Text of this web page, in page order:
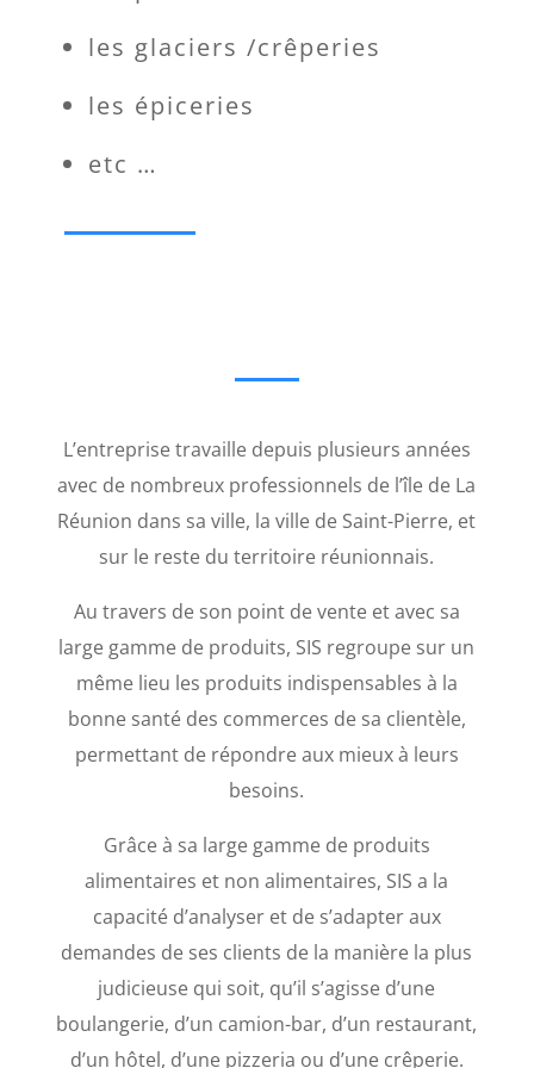
les glaciers /crêperies
les épiceries
etc …
L’entreprise travaille depuis plusieurs années
avec de nombreux professionnels de l’île de La
Réunion dans sa ville, la ville de Saint-Pierre, et
sur le reste du territoire réunionnais.
Au travers de son point de vente et avec sa
large gamme de produits, SIS regroupe sur un
même lieu les produits indispensables à la
bonne santé des commerces de sa clientèle,
permettant de répondre aux mieux à leurs
besoins.
Grâce à sa large gamme de produits
alimentaires et non alimentaires, SIS a la
capacité d’analyser et de s’adapter aux
demandes de ses clients de la manière la plus
judicieuse qui soit, qu’il s’agisse d’une
boulangerie, d’un camion-bar, d’un restaurant,
d’un hôtel, d’une pizzeria ou d’une crêperie.